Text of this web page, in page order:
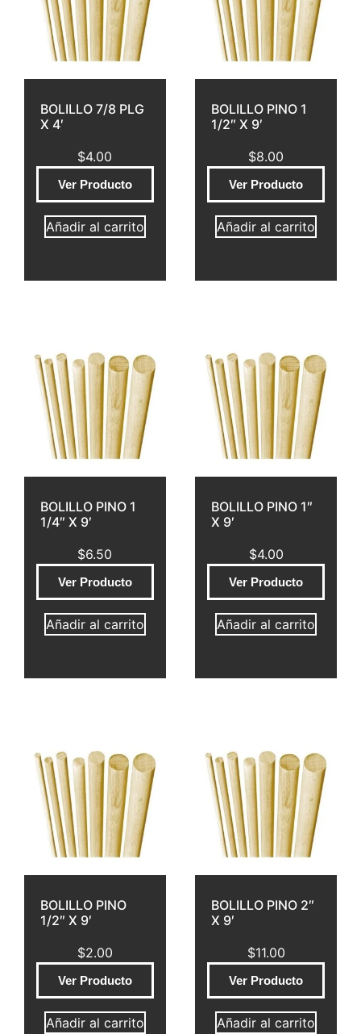
BOLILLO 7/8 PLG
X 4′
$4.00
Ver Producto
Añadir al carrito
BOLILLO PINO 1
1/2″ X 9′
$8.00
Ver Producto
Añadir al carrito
BOLILLO PINO 1
1/4″ X 9′
$6.50
Ver Producto
Añadir al carrito
BOLILLO PINO 1″
X 9′
$4.00
Ver Producto
Añadir al carrito
BOLILLO PINO
1/2″ X 9′
$2.00
Ver Producto
Añadir al carrito
BOLILLO PINO 2″
X 9′
$11.00
Ver Producto
Añadir al carrito